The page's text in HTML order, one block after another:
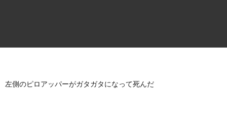
左側のピロアッパーがガタガタになって死んだ